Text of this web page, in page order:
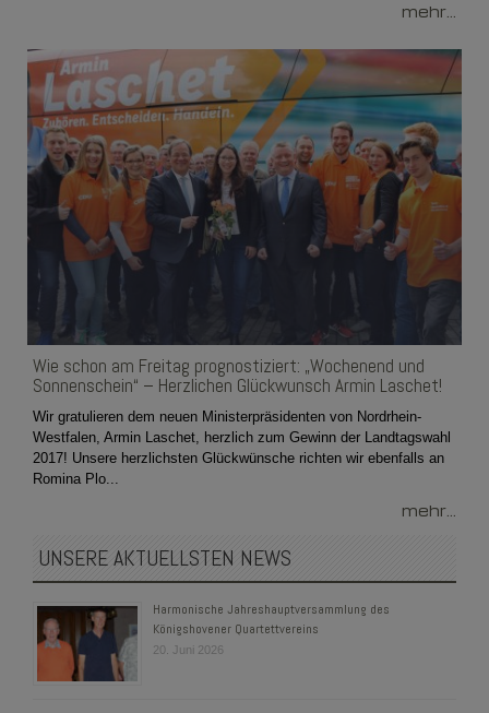
mehr...
Wie schon am Freitag prognostiziert: „Wochenend und
Sonnenschein“ – Herzlichen Glückwunsch Armin Laschet!
Wir gratulieren dem neuen Ministerpräsidenten von Nordrhein-
Westfalen, Armin Laschet, herzlich zum Gewinn der Landtagswahl
2017! Unsere herzlichsten Glückwünsche richten wir ebenfalls an
Romina Plo...
mehr...
UNSERE AKTUELLSTEN NEWS
Harmonische Jahreshauptversammlung des
Königshovener Quartettvereins
20. Juni 2026